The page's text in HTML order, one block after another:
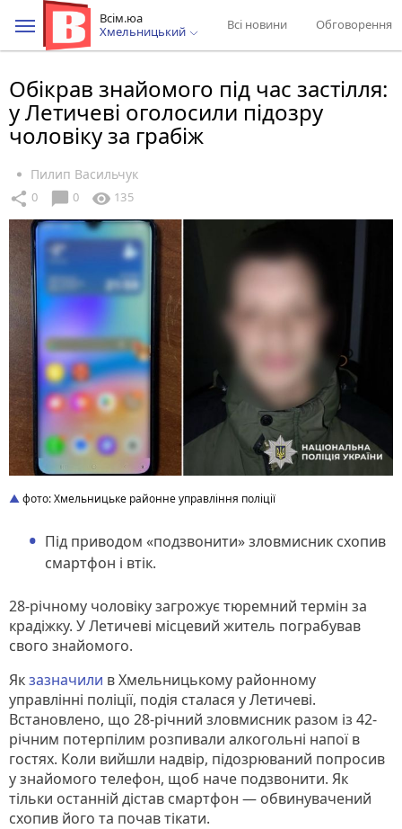
Всім.юа
Хмельницький
Всі новини Обговорення
Обікрав знайомого під час застілля:
у Летичеві оголосили підозру
чоловіку за грабіж
Пилип Васильчук
share 0 chat_bubble 0 visibility 135
фото: Хмельницьке районне управління поліції
Під приводом «подзвонити» зловмисник схопив
смартфон і втік.
28-річному чоловіку загрожує тюремний термін за
крадіжку. У Летичеві місцевий житель пограбував
свого знайомого.
Якзазначили в Хмельницькому районному
управлінні поліції, подія сталася у Летичеві.
Встановлено, що 28-річний зловмисник разом із 42-
річним потерпілим розпивали алкогольні напої в
гостях. Коли вийшли надвір, підозрюваний попросив
у знайомого телефон, щоб наче подзвонити. Як
тільки останній дістав смартфон — обвинувачений
схопив його та почав тікати.